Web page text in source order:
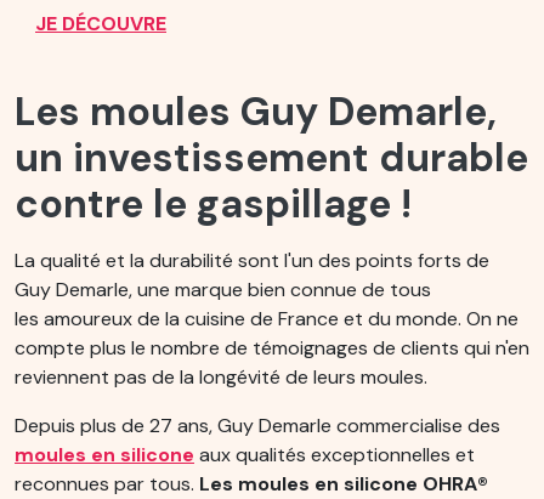
JE DÉCOUVRE
Les moules Guy Demarle,
un investissement durable
contre le gaspillage !
La qualité et la durabilité sont l'un des points forts de
Guy Demarle, une marque bien connue de tous
les amoureux de la cuisine de France et du monde. On ne
compte plus le nombre de témoignages de clients qui n'en
reviennent pas de la longévité de leurs moules.
Depuis plus de 27 ans, Guy Demarle commercialise des
moules en silicone aux qualités exceptionnelles et
reconnues par tous. Les moules en silicone OHRA®